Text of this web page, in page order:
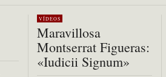
VÍDEOS
Maravillosa
Montserrat Figueras:
«Iudicii Signum»